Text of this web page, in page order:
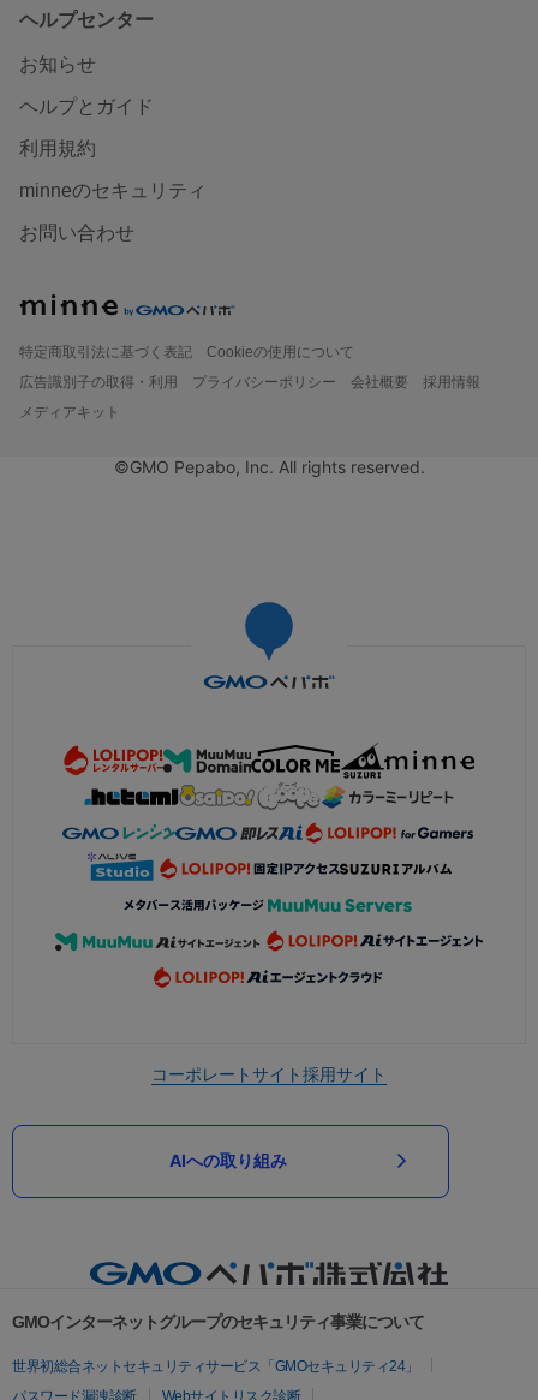
ヘルプセンター
お知らせ
ヘルプとガイド
利用規約
minneのセキュリティ
お問い合わせ
特定商取引法に基づく表記
Cookieの使用について
広告識別子の取得・利用
プライバシーポリシー 会社概要
採用情報
メディアキット
©GMO Pepabo, Inc. All rights reserved.
コーポレートサイト採用サイト
AIへの取り組み
GMOインターネットグループのセキュリティ事業について
世界初総合ネットセキュリティサービス「GMOセキュリティ24」
パスワード漏洩診断
Webサイトリスク診断